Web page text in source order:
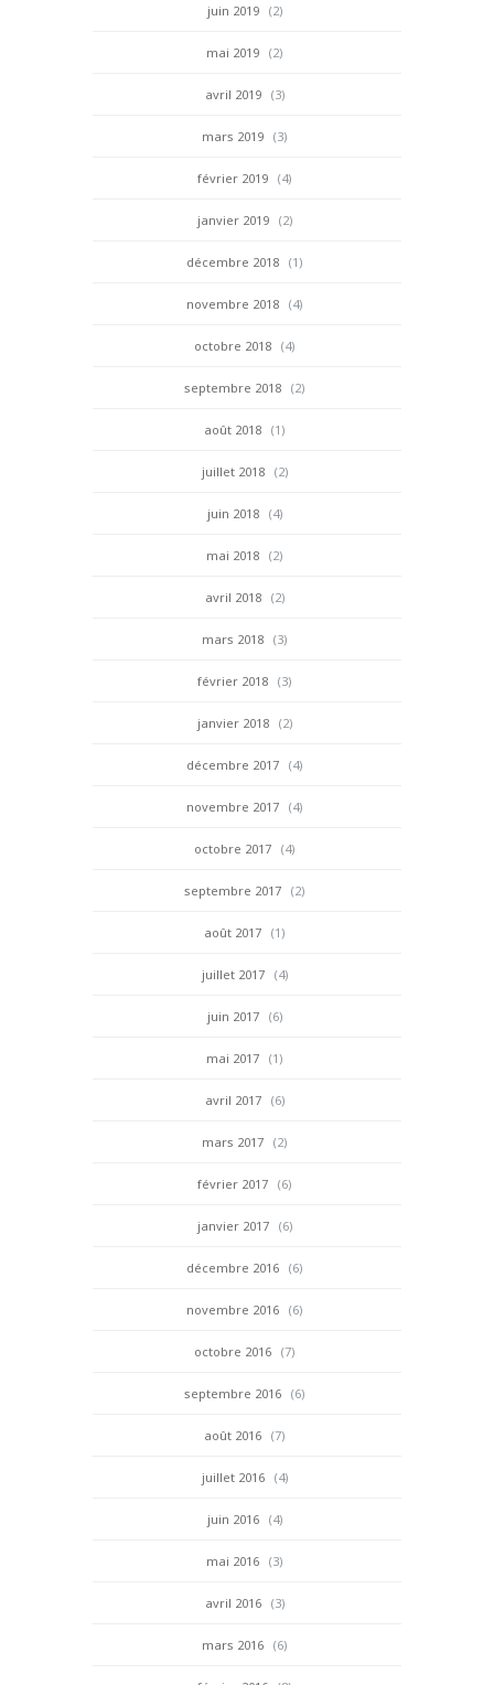
juin 2019 (2)
mai 2019 (2)
avril 2019 (3)
mars 2019 (3)
février 2019 (4)
janvier 2019 (2)
décembre 2018 (1)
novembre 2018 (4)
octobre 2018 (4)
septembre 2018 (2)
août 2018 (1)
juillet 2018 (2)
juin 2018 (4)
mai 2018 (2)
avril 2018 (2)
mars 2018 (3)
février 2018 (3)
janvier 2018 (2)
décembre 2017 (4)
novembre 2017 (4)
octobre 2017 (4)
septembre 2017 (2)
août 2017 (1)
juillet 2017 (4)
juin 2017 (6)
mai 2017 (1)
avril 2017 (6)
mars 2017 (2)
février 2017 (6)
janvier 2017 (6)
décembre 2016 (6)
novembre 2016 (6)
octobre 2016 (7)
septembre 2016 (6)
août 2016 (7)
juillet 2016 (4)
juin 2016 (4)
mai 2016 (3)
avril 2016 (3)
mars 2016 (6)